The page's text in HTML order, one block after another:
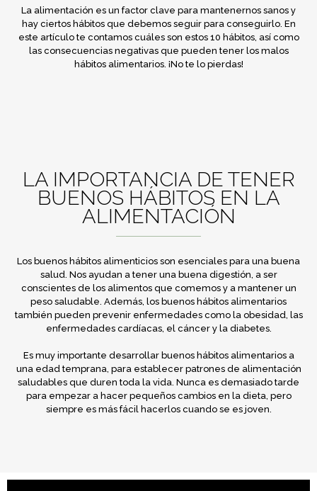
La alimentación es un factor clave para mantenernos sanos y
hay ciertos hábitos que debemos seguir para conseguirlo. En
este artículo te contamos cuáles son estos 10 hábitos, así como
las consecuencias negativas que pueden tener los malos
hábitos alimentarios. ¡No te lo pierdas!
LA IMPORTANCIA DE TENER
BUENOS HÁBITOS EN LA
ALIMENTACIÓN
Los buenos hábitos alimenticios son esenciales para una buena
salud. Nos ayudan a tener una buena digestión, a ser
conscientes de los alimentos que comemos y a mantener un
peso saludable. Además, los buenos hábitos alimentarios
también pueden prevenir enfermedades como la obesidad, las
enfermedades cardíacas, el cáncer y la diabetes.
Es muy importante desarrollar buenos hábitos alimentarios a
una edad temprana, para establecer patrones de alimentación
saludables que duren toda la vida. Nunca es demasiado tarde
para empezar a hacer pequeños cambios en la dieta, pero
siempre es más fácil hacerlos cuando se es joven.